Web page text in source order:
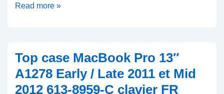
Trackpad
A1278
2009
à
Read more »
Top case MacBook Pro 13″
A1278 Early / Late 2011 et Mid
2012 613-8959-C clavier FR